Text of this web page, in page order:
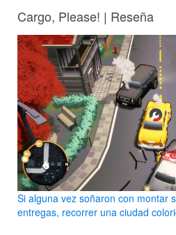
Cargo, Please! | Reseña
Si alguna vez soñaron con montar
entregas, recorrer una ciudad